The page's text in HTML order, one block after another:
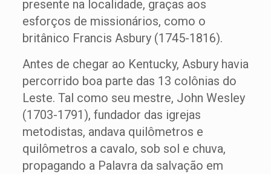
presente na localidade, graças aos
esforços de missionários, como o
britânico Francis Asbury (1745-1816).
Antes de chegar ao Kentucky, Asbury havia
percorrido boa parte das 13 colônias do
Leste. Tal como seu mestre, John Wesley
(1703-1791), fundador das igrejas
metodistas, andava quilômetros e
quilômetros a cavalo, sob sol e chuva,
propagando a Palavra da salvação em